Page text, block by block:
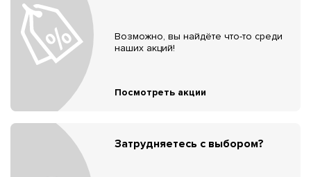
Возможно, вы найдёте что-то среди
наших акций!
Посмотреть акции
Затрудняетесь с выбором?